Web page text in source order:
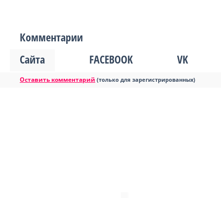
Комментарии
Сайта
FACEBOOK VK
Оставить комментарий (только для зарегистрированных)